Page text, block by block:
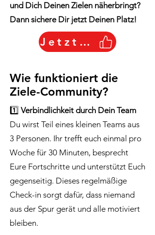
und Dich Deinen Zielen näherbringt?
Dann sichere Dir jetzt Deinen Platz!
Jetzt starten
Wie funktioniert die
Ziele-Community?
1️⃣ Verbindlichkeit durch Dein Team
Du wirst Teil eines kleinen Teams aus
3 Personen. Ihr trefft euch einmal pro
Woche für 30 Minuten, besprecht
Eure Fortschritte und unterstützt Euch
gegenseitig. Dieses regelmäßige
Check-in sorgt dafür, dass niemand
aus der Spur gerät und alle motiviert
bleiben.